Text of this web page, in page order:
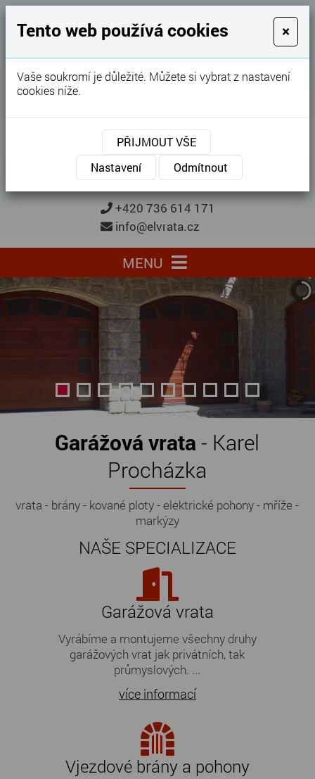
GARÁŽOVÁ VRATA
Karel Procházka
Garážová vrata, brány, ploty ...
Kontaktujte nás
KONTAKTUJTE NÁS
+420 736 614 171
info@elvrata.cz
MENU
Garážová vrata- Karel
Procházka
vrata - brány - kované ploty - elektrické pohony - mříže -
markýzy
NAŠE SPECIALIZACE
Garážová vrata
Vyrábíme a montujeme všechny druhy
garážových vrat jak privátních, tak
průmyslových. ...
více informací
Vjezdové brány a pohony
Tento web používá cookies ×
Vaše soukromí je důležité. Můžete si vybrat z nastavení
cookies níže.
PŘIJMOUT VŠE
Nastavení
Odmítnout